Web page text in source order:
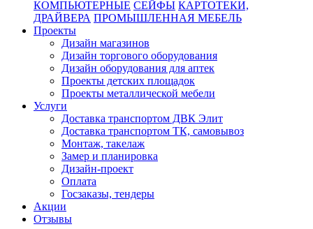
КОМПЬЮТЕРНЫЕ СЕЙФЫ КАРТОТЕКИ,
ДРАЙВЕРА ПРОМЫШЛЕННАЯ МЕБЕЛЬ
Проекты
Дизайн магазинов
Дизайн торгового оборудования
Дизайн оборудования для аптек
Проекты детских площадок
Проекты металлической мебели
Услуги
Доставка транспортом ДВК Элит
Доставка транспортом ТК, самовывоз
Монтаж, такелаж
Замер и планировка
Дизайн-проект
Оплата
Госзаказы, тендеры
Акции
Отзывы